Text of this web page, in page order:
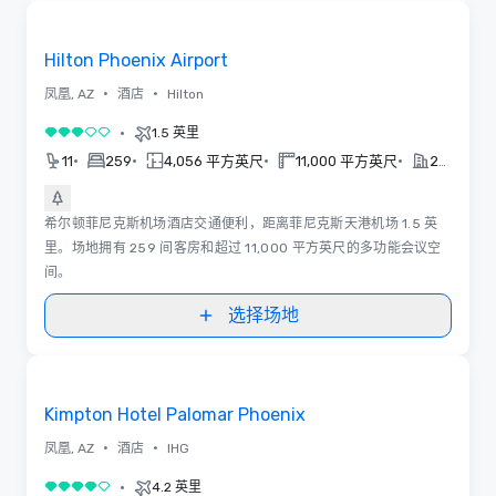
Hilton Phoenix Airport
凤凰, AZ • 酒店 • Hilton
3/5 • 1.5 英里
11• 259• 4,056 平方英尺• 11,000 平方英尺•
希尔顿菲尼克斯机场酒店交通便利，距离菲尼克斯天港机场 1.5 英
里。场地拥有 259 间客房和超过 11,000 平方英尺的多功能会议空
间。
选择场地
Kimpton Hotel Palomar Phoenix
凤凰, AZ • 酒店 • IHG
4/5 • 4.2 英里